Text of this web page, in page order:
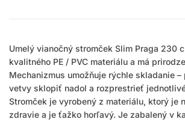
Umelý vianočný stromček Slim Praga 230
kvalitného PE / PVC materiálu a má
Mechanizmus umožňuje rýchle skladanie
vetvy sklopiť nadol a rozprestrieť
Stromček je vyrobený z materiálu, ktorý je
zdravie a je ťažko horľavý. Je zabalený v